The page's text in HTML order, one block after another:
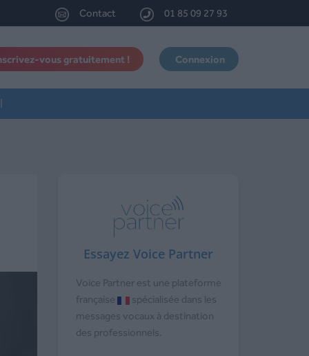
Contact 01 85 09 27 93
vous gratuitement ! Connexion
Essayez Voice Partner
Voice Partner est une plateforme
française
spécialisée dans les
messages vocaux à destination
des professionnels.